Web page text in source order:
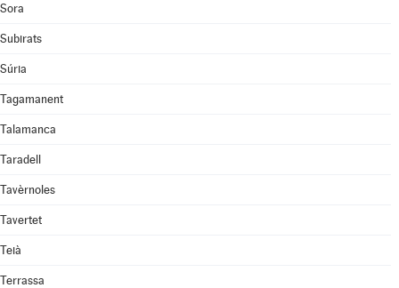
Sora
Subirats
Súria
Tagamanent
Talamanca
Taradell
Tavèrnoles
Tavertet
Teià
Terrassa